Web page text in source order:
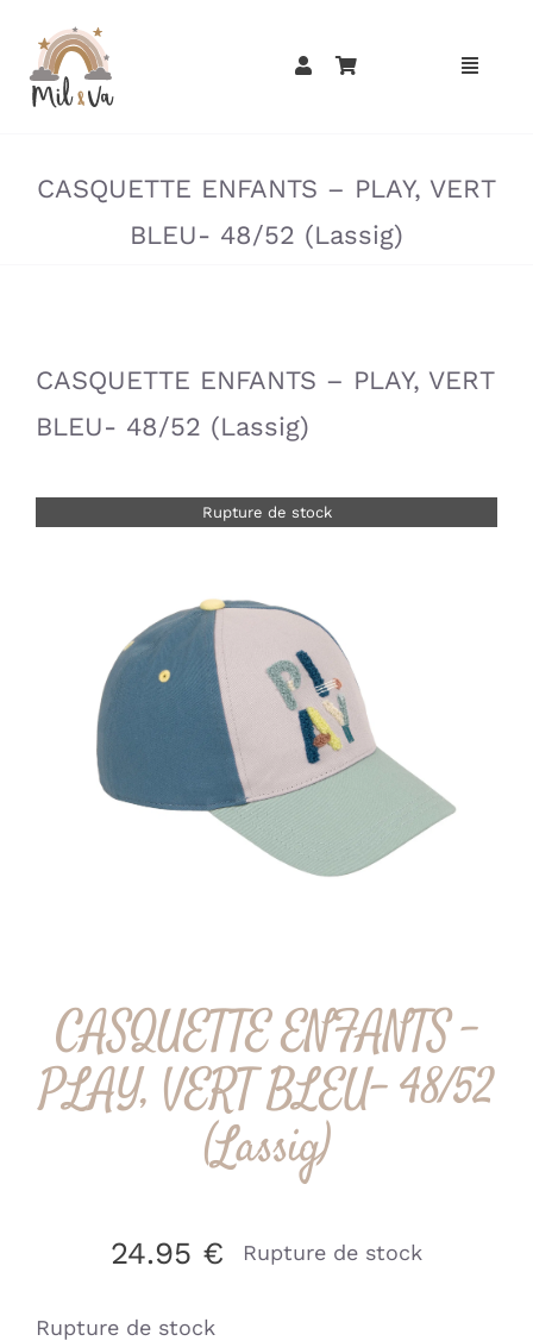
contenu
CASQUETTE ENFANTS – PLAY, VERT
BLEU- 48/52 (Lassig)
CASQUETTE ENFANTS – PLAY, VERT
BLEU- 48/52 (Lassig)
Rupture de stock
CASQUETTE ENFANTS –
PLAY, VERT BLEU- 48/52
(Lassig)
24.95 € Rupture de stock
Rupture de stock